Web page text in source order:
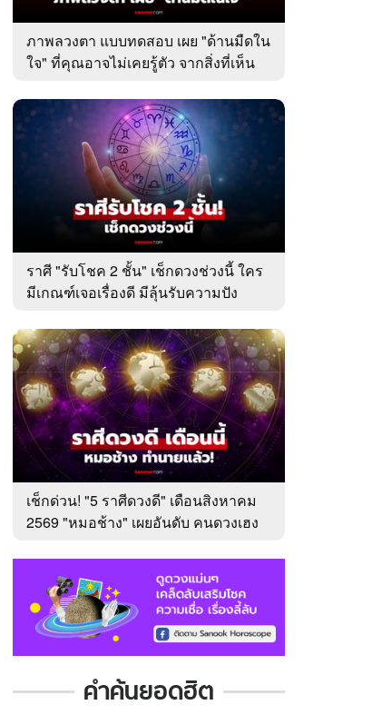
ภาพลวงตา แบบทดสอบ เผย "ด้านมืดใน
ใจ" ที่คุณอาจไม่เคยรู้ตัว จากสิ่งที่เห็น
ราศี "รับโชค 2 ชั้น" เช็กดวงช่วงนี้ ใคร
มีเกณฑ์เจอเรื่องดี มีลุ้นรับความปัง
เช็กด่วน! "5 ราศีดวงดี" เดือนสิงหาคม
2569 "หมอช้าง" เผยอันดับ คนดวงเฮง
คำค้นยอดฮิต